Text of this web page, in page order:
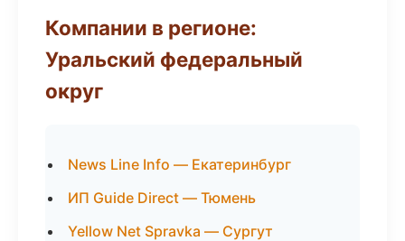
Компании в регионе:
Уральский федеральный
округ
News Line Info — Екатеринбург
ИП Guide Direct — Тюмень
Yellow Net Spravka — Сургут